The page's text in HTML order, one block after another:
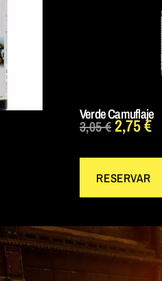
Verde Camuflaje
3,05€2,75€
RESERVAR